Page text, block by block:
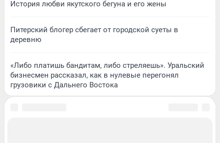
История любви якутского бегуна и его жены
Питерский блогер сбегает от городской суеты в
деревню
«Либо платишь бандитам, либо стреляешь». Уральский
бизнесмен рассказал, как в нулевые перегонял
грузовики с Дальнего Востока